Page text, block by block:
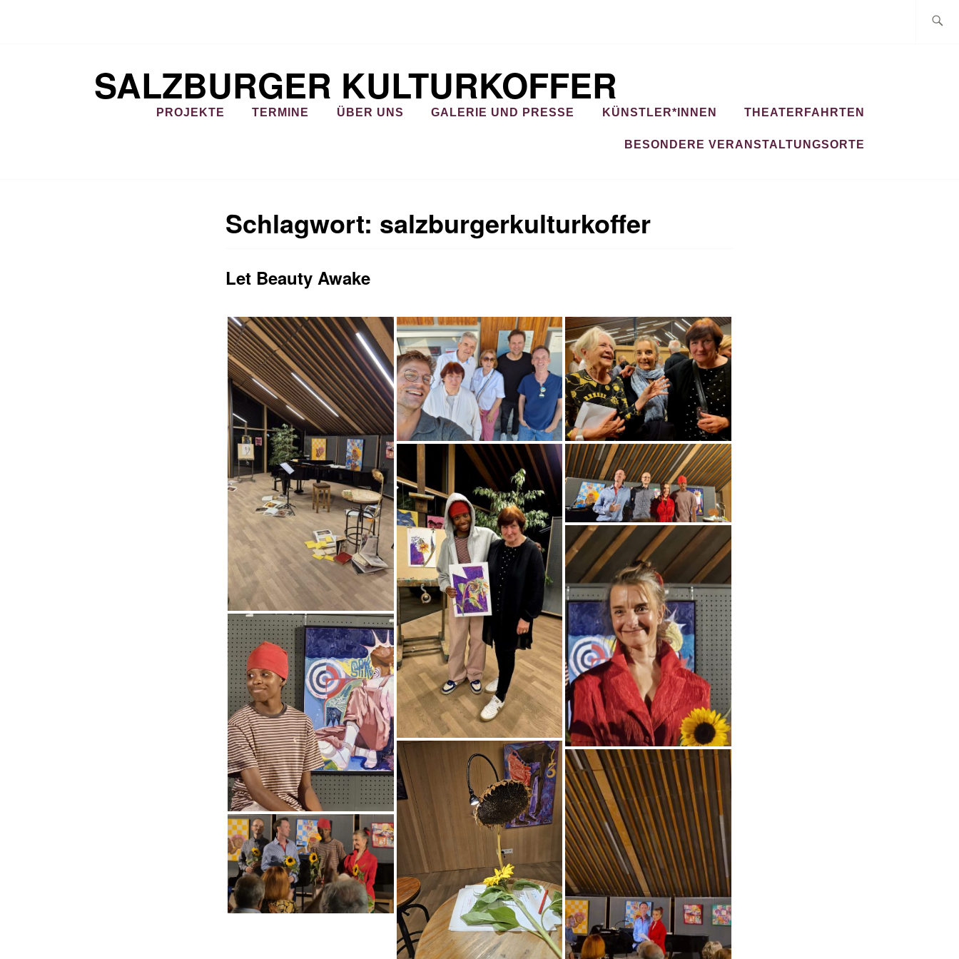
nach:
SALZBURGER KULTURKOFFER
PROJEKTE TERMINE ÜBER UNS GALERIE UND PRESSE KÜNSTLER*INNEN THEATERFAHRTEN
BESONDERE VERANSTALTUNGSORTE
Schlagwort: salzburgerkulturkoffer
Let Beauty Awake